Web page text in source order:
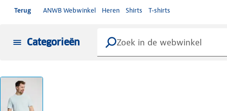
Terug ANWB Webwinkel Heren Shirts T-shirts
Categorieën